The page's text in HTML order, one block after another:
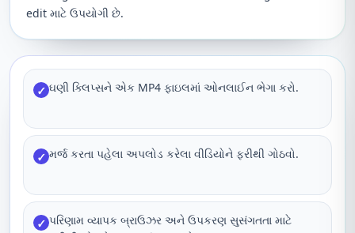
edit માટે ઉપયોગી છે.
✓ ઘણી ક્લિપ્સને એક MP4 ફાઇલમાં ઓનલાઈન ભેગા કરો.
✓ મર્જ કરતા પહેલા અપલોડ કરેલા વીડિયોને ફરીથી ગોઠવો.
✓ પરિણામ વ્યાપક બ્રાઉઝર અને ઉપકરણ સુસંગતતા માટે